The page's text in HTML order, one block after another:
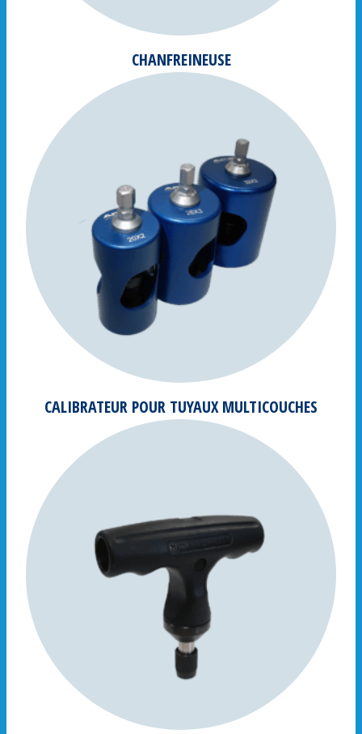
CHANFREINEUSE
CALIBRATEUR POUR TUYAUX MULTICOUCHES